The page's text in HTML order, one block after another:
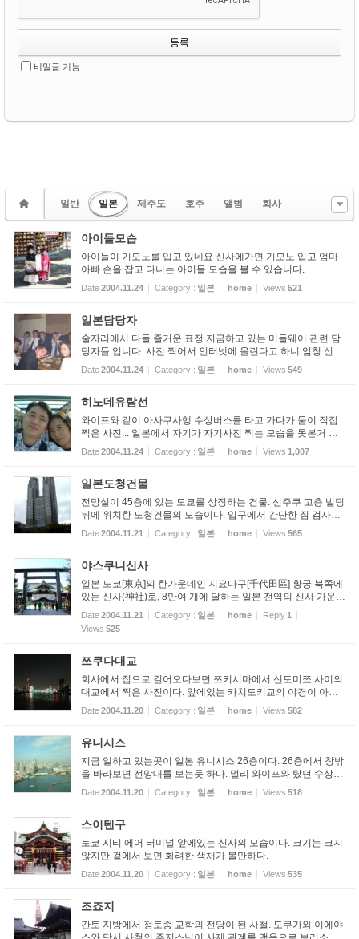
비밀글 기능
일반 일본 제주도 호주 앨범 회사
아이들모습
아이들이 기모노를 입고 있네요 신사에가면 기모노 입고 엄마
아빠 손을 잡고 다니는 아이들 모습을 볼 수 있습니다.
Date2004.11.24 Category : 일본 home Views 521
일본담당자
술자리에서 다들 즐거운 표정 지금하고 있는 미들웨어 관련 담
당자들 입니다. 사진 찍어서 인터넷에 올린다고 하니 엄청 신경
Date2004.11.24 Category : 일본 home Views 549
히노데유람선
와이프와 같이 아사쿠사행 수상버스를 타고 가다가 둘이 직접
찍은 사진... 일본에서 자기가 자기사진 찍는 모습을 못본거 같
Date2004.11.24 Category : 일본 home Views 1,007
일본도청건물
전망실이 45층에 있는 도쿄를 상징하는 건물. 신주쿠 고층 빌딩
뒤에 위치한 도청건물의 모습이다. 입구에서 간단한 짐 검사만
하면 무료로 45층 전망대를 구경할 수 있다. 멋지다.
Date2004.11.21 Category : 일본 home Views 565
야스쿠니신사
일본 도쿄[東京]의 한가운데인 지요다구[千代田區] 황궁 북쪽에
있는 신사(神社)로, 8만여 개에 달하는 일본 전역의 신사 가운데
서도 가장 규모가 큰, 신사 중의 신사로 불린다. 메이지유신[明
治維新] 직후인 1869년 막부(幕府) 군과의 싸움에서 숨진 영혼
을 '...
Date2004.11.21 Category : 일본 home Reply1
Views 525
쯔쿠다대교
회사에서 집으로 걸어오다보면 쯔키시마에서 신토미쬬 사이의
대교에서 찍은 사진이다. 앞에있는 카치도키교의 야경이 아름
Date2004.11.20 Category : 일본 home Views 582
유니시스
지금 일하고 있는곳이 일본 유니시스 26층이다. 26층에서 창밖
을 바라보면 전망대를 보는듯 하다. 멀리 와이프와 탔던 수상버
스 모습도 보인다.
Date2004.11.20 Category : 일본 home Views 518
스이텐구
토쿄 시티 에어 터미널 앞에있는 신사의 모습이다. 크기는 크지
않지만 겉에서 보면 화려한 색채가 볼만하다.
Date2004.11.20 Category : 일본 home Views 535
조죠지
간토 지방에서 정토종 교학의 전당이 된 사철. 도쿠가와 이에야